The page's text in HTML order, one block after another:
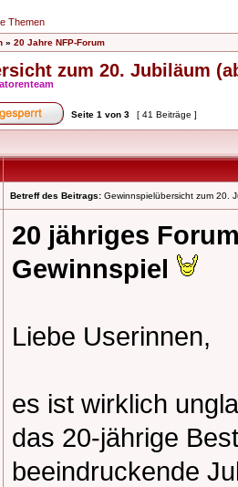
Themen
» 20 Jahre NFP-Forum
zum 20. Jubiläum
Seite 1 von 3 [ 41 Beiträge ]
Betreff des Beitrags: Gewinnspielübersicht zum 20.
20 jähriges
Gewinnspiel
Liebe Userinnen,
es ist wirklich
das 20-jährige
beeindruckende